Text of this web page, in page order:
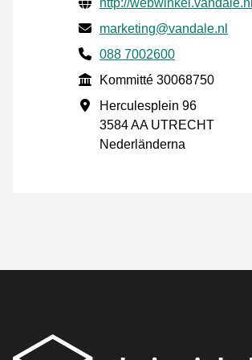
E-post
marketing@vandale.nl
Phone number
088 7002600
Kommitté
Kommitté 30068750
Företagsadress
Herculesplein 96
3584 AA UTRECHT
Nederländerna